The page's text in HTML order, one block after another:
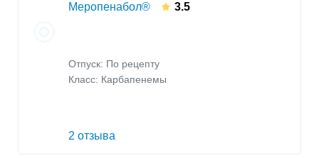
Меропенабол® 3.5
Отпуск: По рецепту
Класс: Карбапенемы
2 отзыва